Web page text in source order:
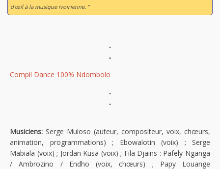
d’œil à la musique ivoirienne. ”
"
"
Compil Dance 100% Ndombolo
"
"
Musiciens: Serge Muloso (auteur, compositeur, voix, chœurs,
animation, programmations) ; Ebowalotin (voix) ; Serge
Mabiala (voix) ; Jordan Kusa (voix) ; Fila Djains : Pafely Nganga
/ Ambrozino / Endho (voix, chœurs) ; Papy Louange